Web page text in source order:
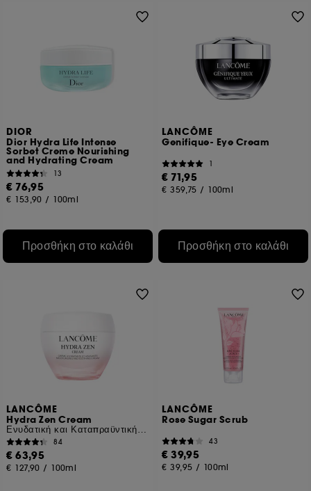
DIOR
Dior Hydra Life Intense
Sorbet Creme Nourishing
and Hydrating Cream
13
€ 76,95
€ 153,90 / 100ml
Προσθήκη στο καλάθι
LANCÔME
Genifique- Eye Cream
1
€ 71,95
€ 359,75 / 100ml
Προσθήκη στο καλάθι
LANCÔME
Hydra Zen Cream
Ενυδατική και Καταπραϋντική Κρέμα Ημέρας
84
€ 63,95
€ 127,90 / 100ml
LANCÔME
Rose Sugar Scrub
43
€ 39,95
€ 39,95 / 100ml